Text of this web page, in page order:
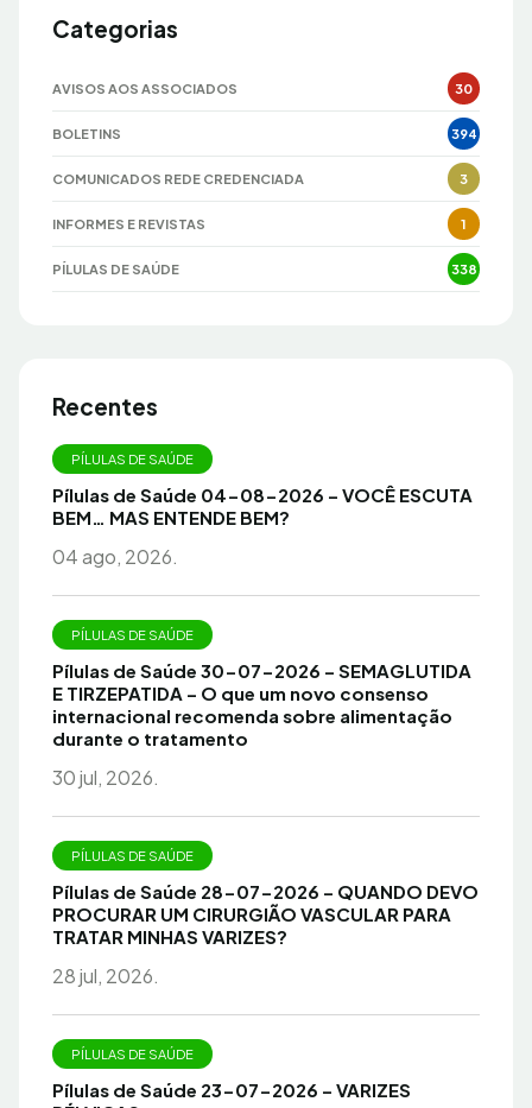
Categorias
AVISOS AOS ASSOCIADOS 30
BOLETINS 394
COMUNICADOS REDE CREDENCIADA 3
INFORMES E REVISTAS 1
PÍLULAS DE SAÚDE 338
Recentes
PÍLULAS DE SAÚDE
Pílulas de Saúde 04-08-2026 – VOCÊ ESCUTA
BEM… MAS ENTENDE BEM?
04 ago, 2026.
PÍLULAS DE SAÚDE
Pílulas de Saúde 30-07-2026 – SEMAGLUTIDA
E TIRZEPATIDA – O que um novo consenso
internacional recomenda sobre alimentação
durante o tratamento
30 jul, 2026.
PÍLULAS DE SAÚDE
Pílulas de Saúde 28-07-2026 – QUANDO DEVO
PROCURAR UM CIRURGIÃO VASCULAR PARA
TRATAR MINHAS VARIZES?
28 jul, 2026.
PÍLULAS DE SAÚDE
Pílulas de Saúde 23-07-2026 – VARIZES